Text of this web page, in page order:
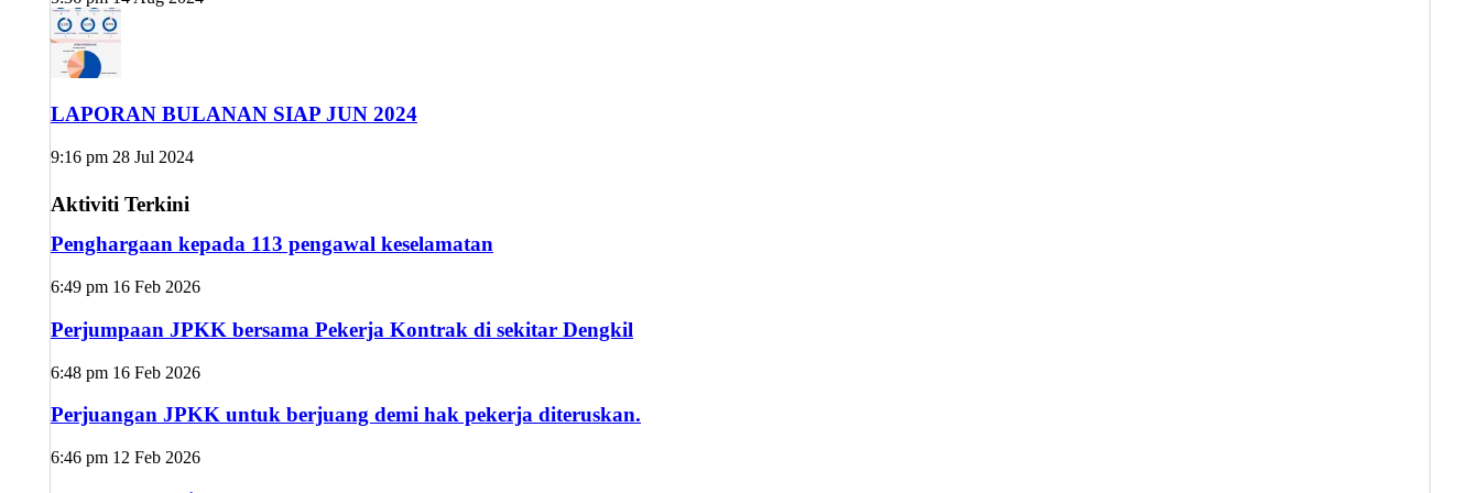
LAPORAN BULANAN SIAP JUN 2024
9:16 pm 28 Jul 2024
Aktiviti Terkini
Penghargaan kepada 113 pengawal keselamatan
6:49 pm 16 Feb 2026
Perjumpaan JPKK bersama Pekerja Kontrak di sekitar Dengkil
6:48 pm 16 Feb 2026
Perjuangan JPKK untuk berjuang demi hak pekerja diteruskan.
6:46 pm 12 Feb 2026